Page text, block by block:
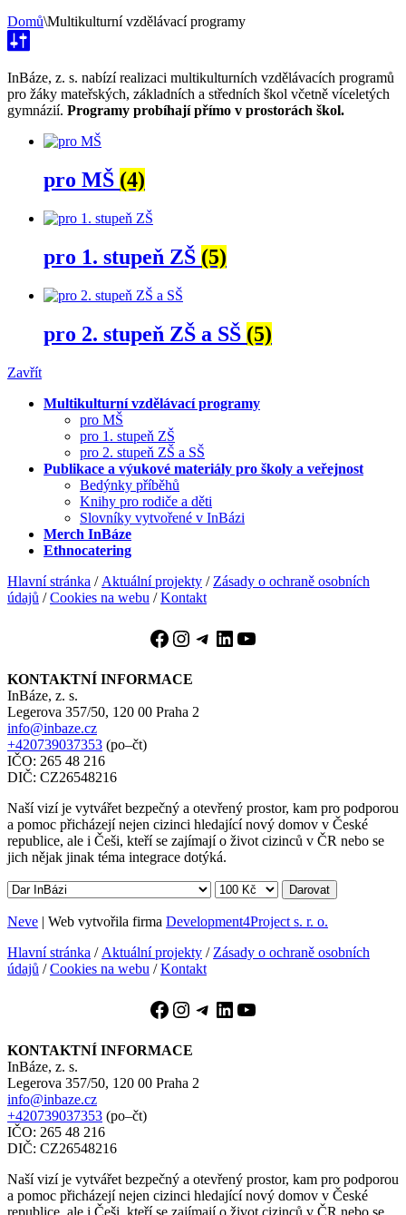
Domů\Multikulturní vzdělávací programy
InBáze, z. s. nabízí realizaci multikulturních vzdělávacích programů
pro žáky mateřských, základních a středních škol včetně víceletých
gymnázií. Programy probíhají přímo v prostorách škol.
pro MŠ (4)
pro 1. stupeň ZŠ (5)
pro 2. stupeň ZŠ a SŠ (5)
Zavřít
Multikulturní vzdělávací programy
pro MŠ
pro 1. stupeň ZŠ
pro 2. stupeň ZŠ a SŠ
Publikace a výukové materiály pro školy a veřejnost
Bedýnky příběhů
Knihy pro rodiče a děti
Slovníky vytvořené v InBázi
Merch InBáze
Ethnocatering
Hlavní stránka / Aktuální projekty / Zásady o ochraně osobních
údajů /Cookies na webu /Kontakt
Facebook
Instagram
Telegram
LinkedIn
YouTube
KONTAKTNÍ INFORMACE
InBáze, z. s.
Legerova 357/50, 120 00 Praha 2
info@inbaze.cz
+420739037353 (po–čt)
IČO: 265 48 216
DIČ: CZ26548216
Naší vizí je vytvářet bezpečný a otevřený prostor, kam pro podporou
a pomoc přicházejí nejen cizinci hledající nový domov v České
republice, ale i Češi, kteří se zajímají o život cizinců v ČR nebo se
jich nějak jinak téma integrace dotýká.
Darovat
Neve | Web vytvořila firma Development4Project s. r. o.
Hlavní stránka / Aktuální projekty / Zásady o ochraně osobních
údajů /Cookies na webu /Kontakt
Facebook
Instagram
Telegram
LinkedIn
YouTube
KONTAKTNÍ INFORMACE
InBáze, z. s.
Legerova 357/50, 120 00 Praha 2
info@inbaze.cz
+420739037353 (po–čt)
IČO: 265 48 216
DIČ: CZ26548216
Naší vizí je vytvářet bezpečný a otevřený prostor, kam pro podporou
a pomoc přicházejí nejen cizinci hledající nový domov v České
republice, ale i Češi, kteří se zajímají o život cizinců v ČR nebo se